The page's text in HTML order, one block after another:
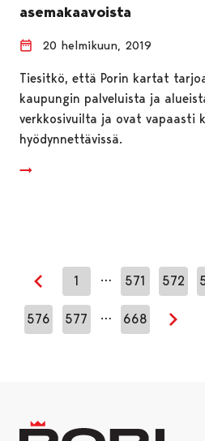
asemakaavoista
20 helmikuun, 2019
Tiesitkö, että Porin kartat
kaupungin palveluista ja
verkkosivuilta ja ovat vapaasti
hyödynnettävissä.
Edellinen sivu
1 … 571 572
576 577 … 668